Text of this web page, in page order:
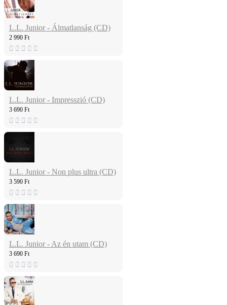
L.L. Junior - Álmatlanság (CD)
2 990 Ft
L.L. Junior - Impresszió (CD)
3 690 Ft
L.L. Junior - Non plus ultra (CD)
3 590 Ft
L.L. Junior - Az én utam (CD)
3 690 Ft